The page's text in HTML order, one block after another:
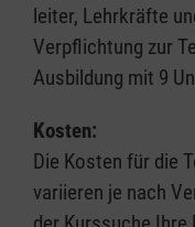
leiter, Lehrkräfte
Verpflichtung zur
Ausbildung mit 9
Kosten:
Die Kosten für die
variieren je nach